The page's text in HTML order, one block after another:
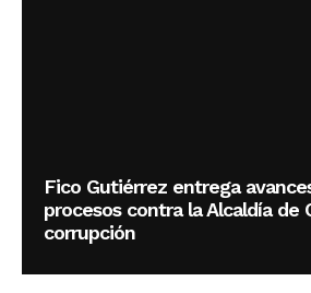
Fico Gutiérrez entrega
procesos contra la Alcaldía de
corrupción